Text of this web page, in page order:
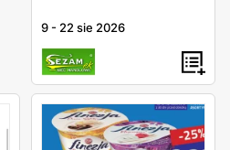
9 - 22 sie 2026